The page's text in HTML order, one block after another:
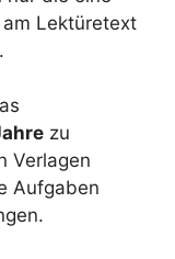
Lektüretext
zu
Verlagen
Aufgaben